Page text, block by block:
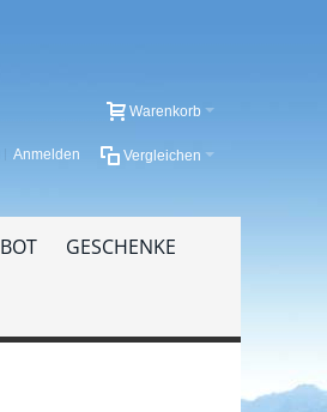
Warenkorb
Vergleichen
Anmelden
GESCHENKE